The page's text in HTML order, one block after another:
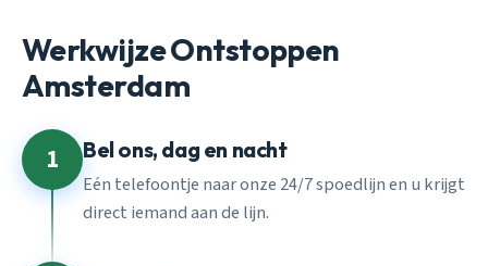
Werkwijze Ontstoppen
Amsterdam
1 Bel ons, dag en nacht
Eén telefoontje naar onze 24/7 spoedlijn en u krijgt
direct iemand aan de lijn.